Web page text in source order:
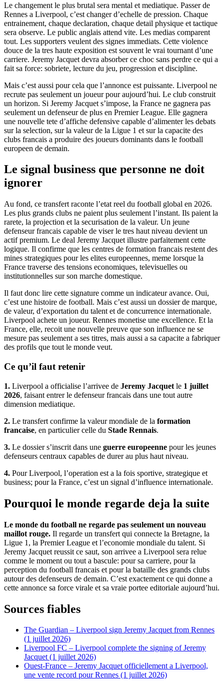
Le changement le plus brutal sera mental et mediatique. Passer de
Rennes a Liverpool, c’est changer d’echelle de pression. Chaque
entrainement, chaque declaration, chaque detail physique et tactique
sera observe. Le public anglais attend vite. Les medias comparent
tout. Les supporters veulent des signes immediats. Cette violence
douce de la tres haute exposition est souvent le vrai tournant d’une
carriere. Jeremy Jacquet devra absorber ce choc sans perdre ce qui a
fait sa force: sobriete, lecture du jeu, progression et discipline.
Mais c’est aussi pour cela que l’annonce est puissante. Liverpool ne
recrute pas seulement un joueur pour aujourd’hui. Le club construit
un horizon. Si Jeremy Jacquet s’impose, la France ne gagnera pas
seulement un defenseur de plus en Premier League. Elle gagnera
une nouvelle tete d’affiche defensive capable d’alimenter les debats
sur la selection, sur la valeur de la Ligue 1 et sur la capacite des
clubs francais a produire des joueurs dominants dans le football
europeen de demain.
Le signal business que personne ne doit
ignorer
Au fond, ce transfert raconte l’etat reel du football global en 2026.
Les plus grands clubs ne paient plus seulement l’instant. Ils paient la
rarete, la projection et la securisation de la valeur. Un jeune
defenseur francais capable de viser le tres haut niveau devient un
actif premium. Le deal Jeremy Jacquet illustre parfaitement cette
logique. Il confirme que les centres de formation francais restent des
mines strategiques pour les elites europeennes, meme lorsque la
France traverse des tensions economiques, televisuelles ou
institutionnelles sur son marche domestique.
Il faut donc lire cette signature comme un indicateur avance. Oui,
c’est une histoire de football. Mais c’est aussi un dossier de marque,
de valeur, d’exportation du talent et de concurrence internationale.
Liverpool achete un joueur. Rennes monetise une excellence. Et la
France, elle, recoit une nouvelle preuve que son influence ne se
mesure pas seulement a ses titres, mais aussi a sa capacite a fabriquer
des profils que tout le monde veut.
Ce qu’il faut retenir
1. Liverpool a officialise l’arrivee de Jeremy Jacquet le 1 juillet
2026, faisant entrer le defenseur francais dans une tout autre
dimension mediatique.
2. Le transfert confirme la valeur mondiale de la formation
francaise, en particulier celle du Stade Rennais.
3. Le dossier s’inscrit dans une guerre europeenne pour les jeunes
defenseurs centraux capables de durer au plus haut niveau.
4. Pour Liverpool, l’operation est a la fois sportive, strategique et
business; pour la France, c’est un signal d’influence internationale.
Pourquoi le monde regarde deja la suite
Le monde du football ne regarde pas seulement un nouveau
maillot rouge. Il regarde un transfert qui connecte la Bretagne, la
Ligue 1, la Premier League et l’economie mondiale du talent. Si
Jeremy Jacquet reussit ce saut, son arrivee a Liverpool sera relue
comme le moment ou tout a bascule: pour sa carriere, pour la
perception du football francais et pour la bataille des grands clubs
autour des defenseurs de demain. C’est exactement ce qui donne a
cette annonce sa force virale et sa vraie portee editoriale aujourd’hui.
Sources fiables
The Guardian – Liverpool sign Jeremy Jacquet from Rennes
(1 juillet 2026)
Liverpool FC – Liverpool complete the signing of Jeremy
Jacquet (1 juillet 2026)
Ouest-France – Jeremy Jacquet officiellement a Liverpool,
une vente record pour Rennes (1 juillet 2026)